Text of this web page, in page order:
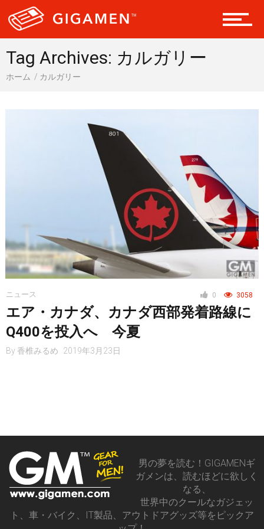
会員になる
レジャー
ヘルス・健康
スマートフォン
Tag Archives: カルガリー
ホーム カルガリー
0 3058
ニュース
エア・カナダ、カナダ西部発着路線に
Q400を投入へ 今夏
By 香椎みるめ 2019年3月23日
男の夢を読む！GIGAMENギ
ガメンは、読むほどに欲しく
なる、
世界中のクールなガジェッ
ト、車・バイク、IT製品、アウトドアグッズ等をピックア